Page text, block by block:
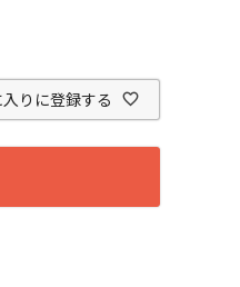
りに登録する